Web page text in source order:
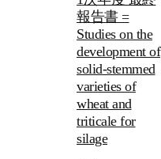
報告書 =
Studies on the
development of
solid-stemmed
varieties of
wheat and
triticale for
silage